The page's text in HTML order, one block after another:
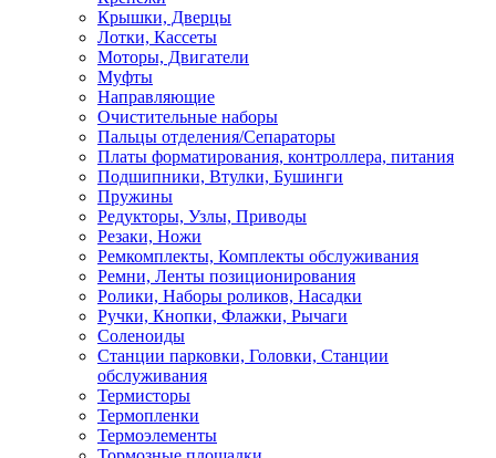
Крышки, Дверцы
Лотки, Кассеты
Моторы, Двигатели
Муфты
Направляющие
Очистительные наборы
Пальцы отделения/Сепараторы
Платы форматирования, контроллера, питания
Подшипники, Втулки, Бушинги
Пружины
Редукторы, Узлы, Приводы
Резаки, Ножи
Ремкомплекты, Комплекты обслуживания
Ремни, Ленты позиционирования
Ролики, Наборы роликов, Насадки
Ручки, Кнопки, Флажки, Рычаги
Соленоиды
Станции парковки, Головки, Станции
обслуживания
Термисторы
Термопленки
Термоэлементы